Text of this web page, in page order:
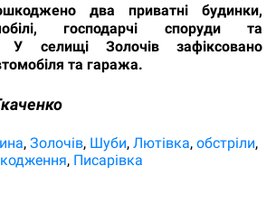
два приватні будинки,
господарчі споруди та
У селищі Золочів зафіксовано
та гаража.
Золочів Шуби Лютівка обстріли
Писарівка